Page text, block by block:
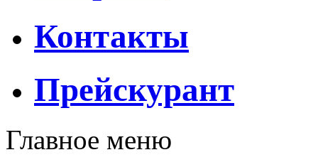
Контакты
Прейскурант
Главное меню